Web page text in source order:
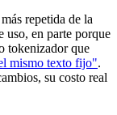
repetida de la
uso, en parte porque
tokenizador que
mismo texto fijo".
su costo real